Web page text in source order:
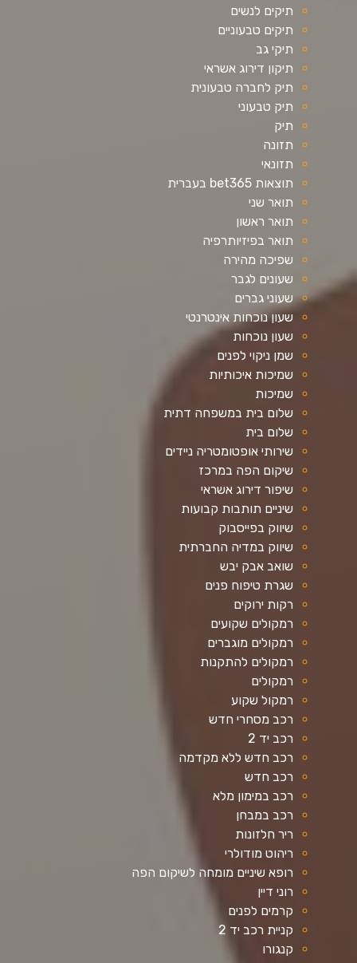
תיקים לנשים
תיקים טבעוניים
תיקי גב
תיקון דירוג אשראי
תיק לחברה טבעונית
תיק טבעוני
תיק
תזונה
תזונאי
תוצאות bet365 בעברית
תואר שני
תואר ראשון
תואר בפיזיותרפיה
שפיכה מהירה
שעונים לגבר
שעוני גברים
שעון נוכחות אינטרנטי
שעון נוכחות
שמן ניקוי לפנים
שמיכות איכותיות
שמיכות
שלום בית במשפחה דתית
שלום בית
שירותי אופטומטריה ניידים
שיקום הפה במרכז
שיפור דירוג אשראי
שיניים תותבות קבועות
שיווק בפייסבוק
שיווק במדיה החברתית
שואב אבק יבש
שגרת טיפוח פנים
רקות ירוקים
רמקולים שקועים
רמקולים מוגברים
רמקולים להתקנות
רמקולים
רמקול שקוע
רכב מסחרי חדש
רכב יד 2
רכב חדש ללא מקדמה
רכב חדש
רכב במימון מלא
רכב במבחן
ריר חלזונות
ריהוט מודולרי
רופא שיניים מומחה לשיקום הפה
רוני דיין
קרמים לפנים
קניית רכב יד 2
קנגורו